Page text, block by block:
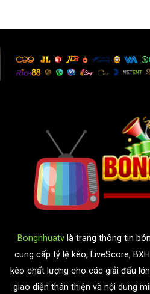
Bongnhuatv là trang thông tin
cung cấp tỷ lệ kèo, LiveScore,
kèo chất lượng cho các giải đấu
giao diện thân thiện và nội dung